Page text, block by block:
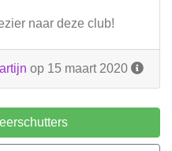
naar deze club!
op 15 maart 2020